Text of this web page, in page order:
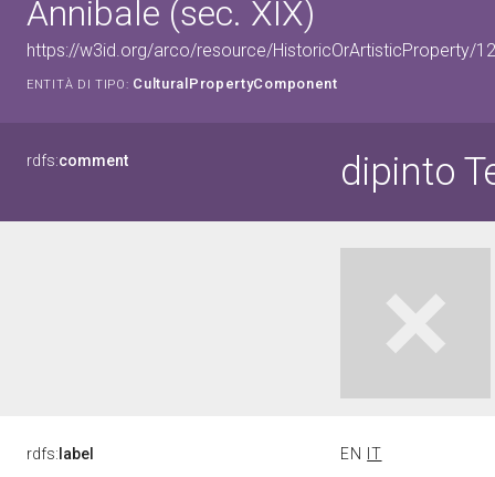
Annibale (sec. XIX)
https://w3id.org/arco/resource/HistoricOrArtisticProperty/
ENTITÀ DI TIPO: CulturalPropertyComponent
rdfs:comment dipinto
rdfs: label EN IT